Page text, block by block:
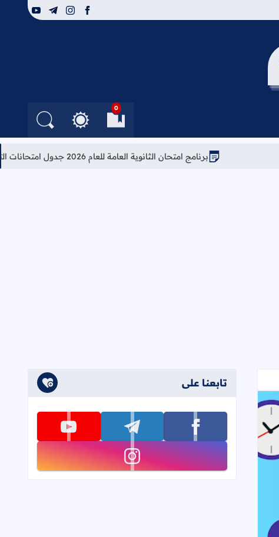
facebook
instagram
telegram
youtube
0
العلامات المرجعيةالتغيير بين الوضع
البحث في
برنامج امتحان الثانوية العامة للعام 2026 جدول امتحانات التوجيهي 2026
تابعنا على
تابعنا على facebook تابعنا على telegram تابعنا على youtube
تابعنا على instagram